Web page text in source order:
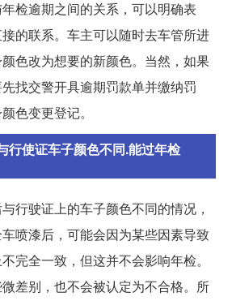
检逾期之间的关系，可以明确表
的联系。车主可以随时去车管所进
色改为想要的新颜色。当然，如果
找交警开具逾期罚款单并缴纳罚
色变更登记。
行使证车子颜色不同.能过年检
行驶证上的车子颜色不同的情况，
喷漆后，可能会因为某些因素导致
完全一致，但这并不会影响年检。
差别，也不会被认定为不合格。所